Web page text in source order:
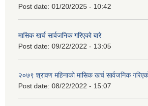
Post date: 01/20/2025 - 10:42
मासिक खर्च सार्वजनिक गरिएको बारे
Post date: 09/22/2022 - 13:05
२०७९ श्रावण महिनाको मासिक खर्च सार्वजनिक
Post date: 08/22/2022 - 15:07